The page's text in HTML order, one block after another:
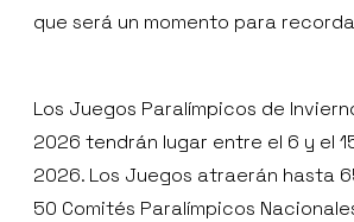
que será un momento para
Los Juegos Paralímpicos de
2026 tendrán lugar entre el 6 y el
2026. Los Juegos atraerán hasta
50 Comités Paralímpicos